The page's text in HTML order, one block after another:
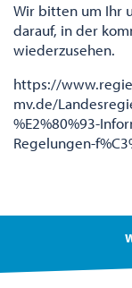
Wir bitten um Ihr
darauf, in der
wiederzusehen.
https://
mv.de/
%E2%80%93-
Regelungen-